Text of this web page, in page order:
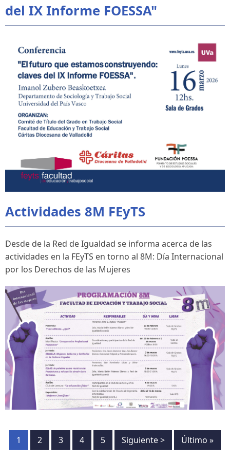
del IX Informe FOESSA"
Actividades 8M FEyTS
Desde de la Red de Igualdad se informa acerca de las
actividades en la FEyTS en torno al 8M: Día Internacional
por los Derechos de las Mujeres
Paginación
Página
1 Página
2 Página
3 Página
4 Página
5
Siguiente
página
Siguiente >
Última
página
Último »